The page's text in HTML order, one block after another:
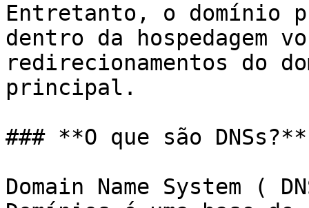
Entretanto, o domínio
dentro da hospedagem
redirecionamentos do
principal.
### **O que são DNSs?**
Domain Name System (